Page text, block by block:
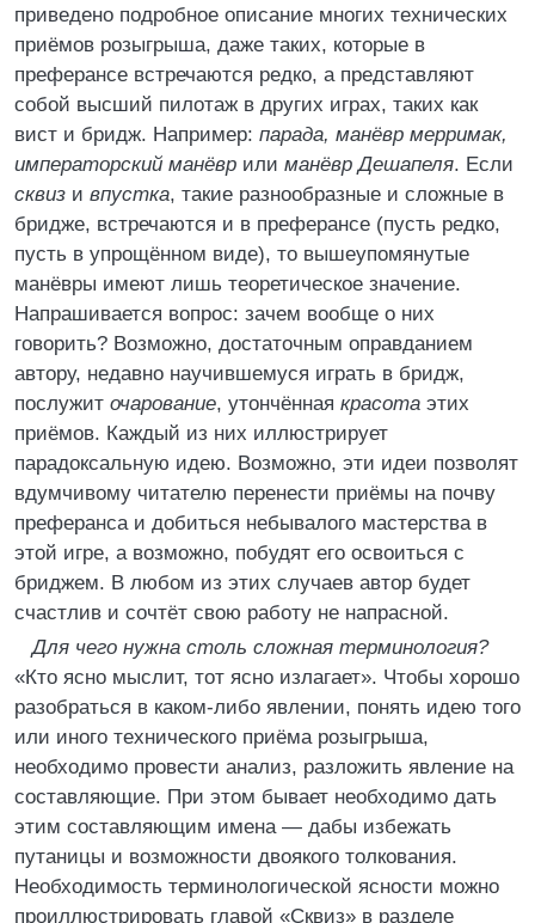
приведено подробное описание многих технических
приёмов розыгрыша, даже таких, которые в
преферансе встречаются редко, а представляют
собой высший пилотаж в других играх, таких как
вист и бридж. Например: парада, манёвр мерримак,
императорский манёвр или манёвр Дешапеля. Если
сквиз и впустка, такие разнообразные и сложные в
бридже, встречаются и в преферансе (пусть редко,
пусть в упрощённом виде), то вышеупомянутые
манёвры имеют лишь теоретическое значение.
Напрашивается вопрос: зачем вообще о них
говорить? Возможно, достаточным оправданием
автору, недавно научившемуся играть в бридж,
послужит очарование, утончённая красота этих
приёмов. Каждый из них иллюстрирует
парадоксальную идею. Возможно, эти идеи позволят
вдумчивому читателю перенести приёмы на почву
преферанса и добиться небывалого мастерства в
этой игре, а возможно, побудят его освоиться с
бриджем. В любом из этих случаев автор будет
счастлив и сочтёт свою работу не напрасной.
Для чего нужна столь сложная терминология?
«Кто ясно мыслит, тот ясно излагает». Чтобы хорошо
разобраться в каком-либо явлении, понять идею того
или иного технического приёма розыгрыша,
необходимо провести анализ, разложить явление на
составляющие. При этом бывает необходимо дать
этим составляющим имена ― дабы избежать
путаницы и возможности двоякого толкования.
Необходимость терминологической ясности можно
проиллюстрировать главой «Сквиз» в разделе